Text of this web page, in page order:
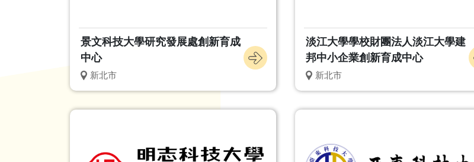
景文科技大學研究發展處創新育成
中心
新北市
淡江大學學校財團法人淡江大學建
邦中小企業創新育成中心
新北市